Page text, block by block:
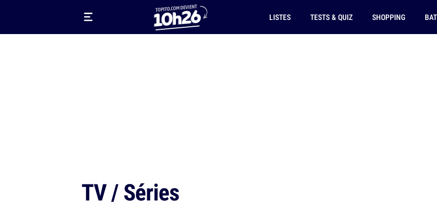
LISTES TESTS & QUIZ SHOPPING
TV / Séries